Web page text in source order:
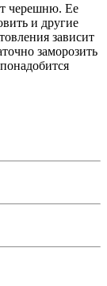
черешню. Ее
и другие
зависит
заморозить